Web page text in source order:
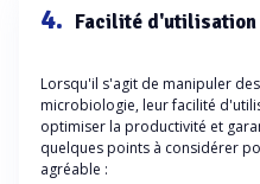
4. Facilité d'utilisation
Lorsqu'il s'agit de manipuler
microbiologie, leur facilité
optimiser la productivité et
quelques points à considérer
agréable :